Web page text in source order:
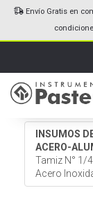
Envío Gratis en
INSUMOS
ACERO-
Tamiz N° 1/
Acero